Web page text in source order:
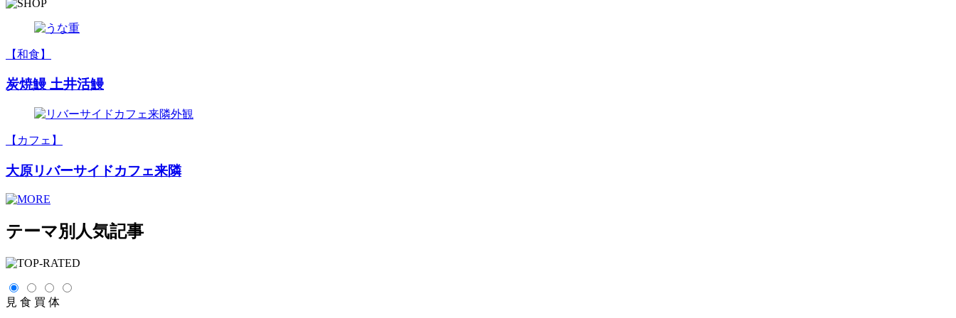
【和食】
炭焼鰻 土井活鰻
【カフェ】
大原リバーサイドカフェ来隣
テーマ別人気記事
見 食 買 体